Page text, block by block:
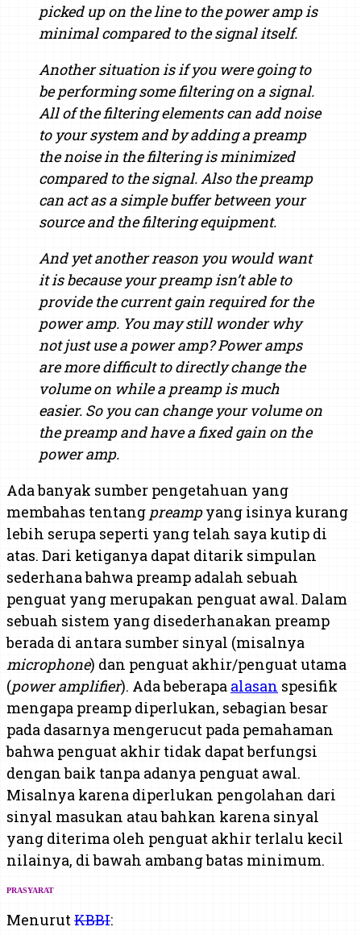
picked up on the line to the power amp is
minimal compared to the signal itself.
Another situation is if you were going to
be performing some filtering on a signal.
All of the filtering elements can add noise
to your system and by adding a preamp
the noise in the filtering is minimized
compared to the signal. Also the preamp
can act as a simple buffer between your
source and the filtering equipment.
And yet another reason you would want
it is because your preamp isn’t able to
provide the current gain required for the
power amp. You may still wonder why
not just use a power amp? Power amps
are more difficult to directly change the
volume on while a preamp is much
easier. So you can change your volume on
the preamp and have a fixed gain on the
power amp.
Ada banyak sumber pengetahuan yang
membahas tentang preampyang isinya kurang
lebih serupa seperti yang telah saya kutip di
atas. Dari ketiganya dapat ditarik simpulan
sederhana bahwa preamp adalah sebuah
penguat yang merupakan penguat awal. Dalam
sebuah sistem yang disederhanakan preamp
berada di antara sumber sinyal (misalnya
microphone) dan penguat akhir/penguat utama
(power amplifier). Ada beberapa alasan spesifik
mengapa preamp diperlukan, sebagian besar
pada dasarnya mengerucut pada pemahaman
bahwa penguat akhir tidak dapat berfungsi
dengan baik tanpa adanya penguat awal.
Misalnya karena diperlukan pengolahan dari
sinyal masukan atau bahkan karena sinyal
yang diterima oleh penguat akhir terlalu kecil
nilainya, di bawah ambang batas minimum.
PRASYARAT
MenurutKBBI: